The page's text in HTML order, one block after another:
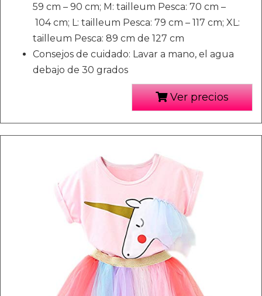
59 cm – 90 cm; M: tailleum Pesca: 70 cm –
104 cm; L: tailleum Pesca: 79 cm – 117 cm; XL:
tailleum Pesca: 89 cm de 127 cm
Consejos de cuidado: Lavar a mano, el agua
debajo de 30 grados
Ver precios